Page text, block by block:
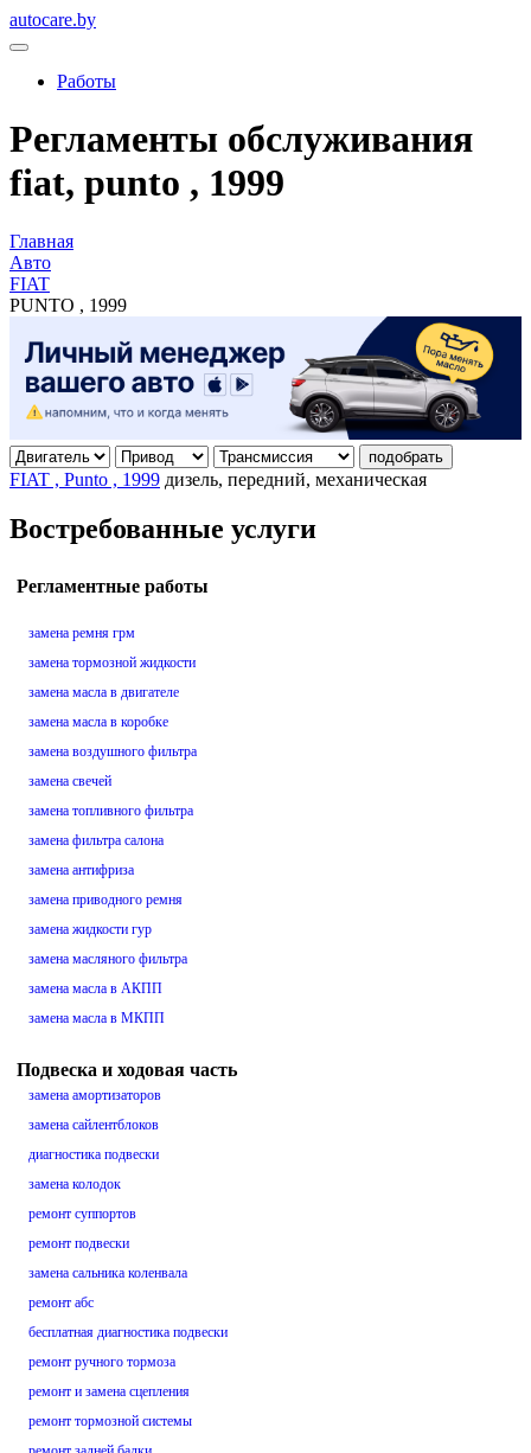
autocare.by
Работы
Регламенты обслуживания
fiat, punto , 1999
Главная
Авто
FIAT
PUNTO , 1999
подобрать
FIAT , Punto , 1999 дизель, передний, механическая
Востребованные услуги
Регламентные работы
замена ремня грм
замена тормозной жидкости
замена масла в двигателе
замена масла в коробке
замена воздушного фильтра
замена свечей
замена топливного фильтра
замена фильтра салона
замена антифриза
замена приводного ремня
замена жидкости гур
замена масляного фильтра
замена масла в АКПП
замена масла в МКПП
Подвеска и ходовая часть
замена амортизаторов
замена сайлентблоков
диагностика подвески
замена колодок
ремонт суппортов
ремонт подвески
замена сальника коленвала
ремонт абс
бесплатная диагностика подвески
ремонт ручного тормоза
ремонт и замена сцепления
ремонт тормозной системы